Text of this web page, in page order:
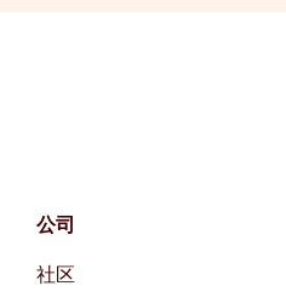
公司
社区